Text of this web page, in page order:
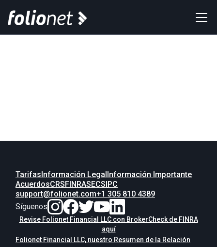
TarifasInformación LegalInformación Importante
AcuerdosCRSFINRASECSIPC
support@folionet.com+1 305 810 4389
Síguenos
Revise Folionet Financial LLC con BrokerCheck de FINRA
aquí
Folionet Financial LLC, nuestro Resumen de la Relación